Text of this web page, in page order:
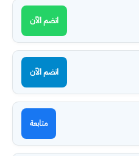
انضم الآن
انضم الآن
متابعة